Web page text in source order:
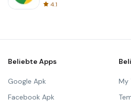
4.1
Beliebte Apps
Google Apk
Facebook Apk
My